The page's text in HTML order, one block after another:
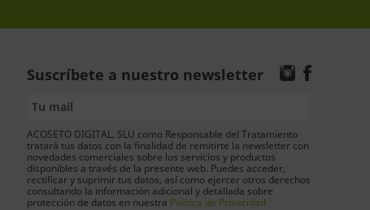
Suscríbete a nuestro newsletter
ACOSETO DIGITAL, SLU como Responsable del Tratamiento
tratará tus datos con la finalidad de remitirte la newsletter con
novedades comerciales sobre los servicios y productos
disponibles a través de la presente web. Puedes acceder,
rectificar y suprimir tus datos, así como ejercer otros derechos
consultando la información adicional y detallada sobre
protección de datos en nuestra Política de Privacidad